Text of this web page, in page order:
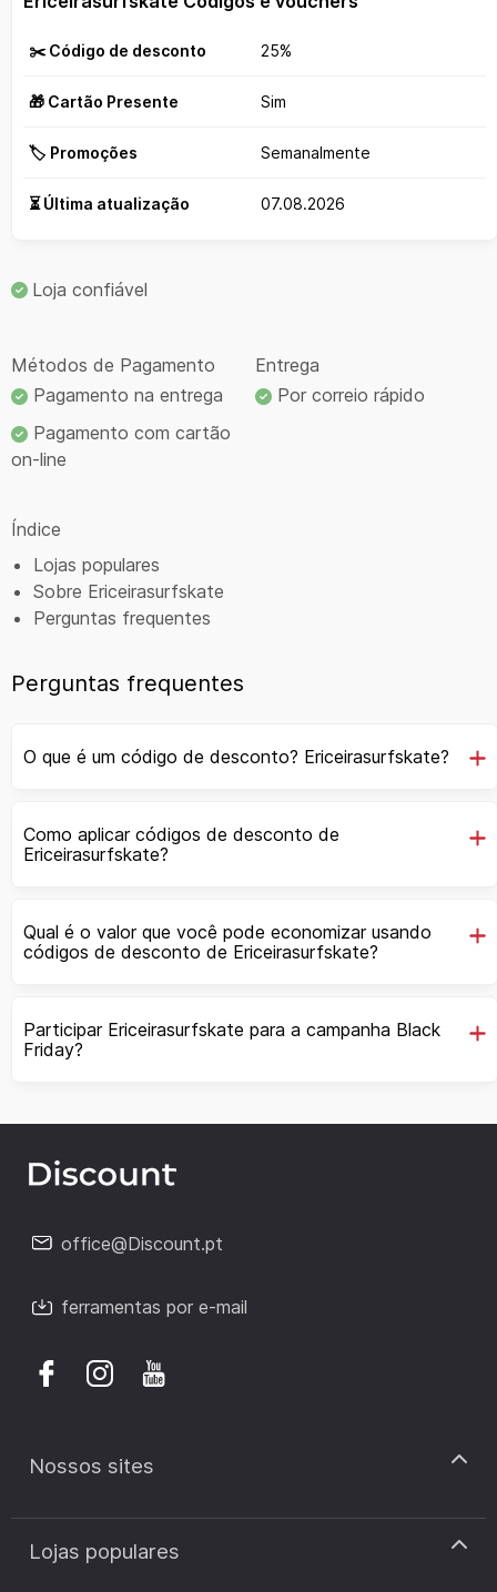
✂️ Código de desconto 25%
🎁 Cartão Presente Sim
🏷️ Promoções Semanalmente
⏳ Última atualização 07.08.2026
Loja confiável
Métodos de Pagamento
Pagamento na entrega
Pagamento com cartão
on-line
Entrega
Por correio rápido
Índice
Lojas populares
Sobre Ericeirasurfskate
Perguntas frequentes
Perguntas frequentes
O que é um código de desconto? Ericeirasurfskate?
Como aplicar códigos de desconto de
Ericeirasurfskate?
Qual é o valor que você pode economizar usando
códigos de desconto de Ericeirasurfskate?
Participar Ericeirasurfskate para a campanha Black
Friday?
office@Discount.pt
ferramentas por e-mail
Nossos sites
discount.pt
discount.sk
Lojas populares